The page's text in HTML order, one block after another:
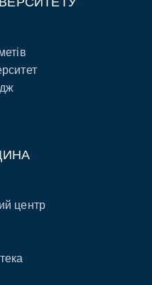
центр